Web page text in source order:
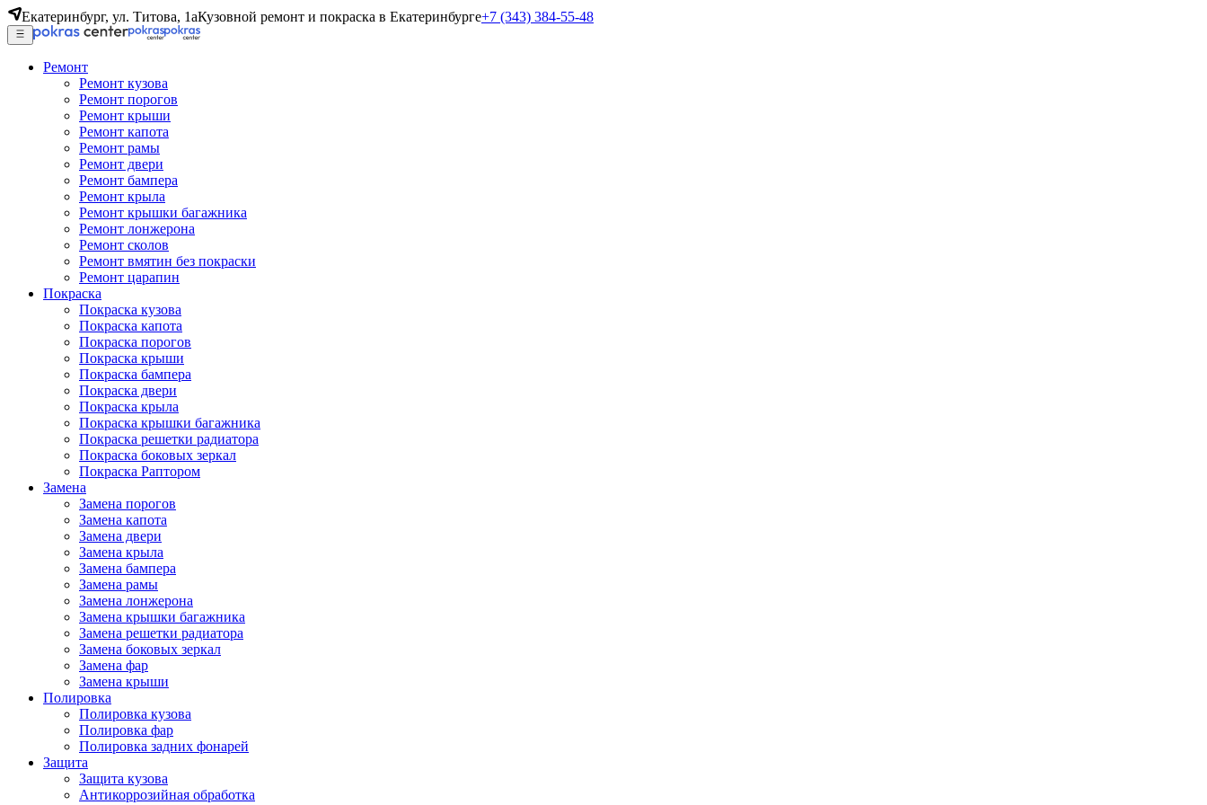
Екатеринбург, ул. Титова, 1аКузовной ремонт и покраска в Екатеринбурге+7 (343) 384-55-48
Ремонт
Ремонт кузова
Ремонт порогов
Ремонт крыши
Ремонт капота
Ремонт рамы
Ремонт двери
Ремонт бампера
Ремонт крыла
Ремонт крышки багажника
Ремонт лонжерона
Ремонт сколов
Ремонт вмятин без покраски
Ремонт царапин
Покраска
Покраска кузова
Покраска капота
Покраска порогов
Покраска крыши
Покраска бампера
Покраска двери
Покраска крыла
Покраска крышки багажника
Покраска решетки радиатора
Покраска боковых зеркал
Покраска Раптором
Замена
Замена порогов
Замена капота
Замена двери
Замена крыла
Замена бампера
Замена рамы
Замена лонжерона
Замена крышки багажника
Замена решетки радиатора
Замена боковых зеркал
Замена фар
Замена крыши
Полировка
Полировка кузова
Полировка фар
Полировка задних фонарей
Защита
Защита кузова
Антикоррозийная обработка